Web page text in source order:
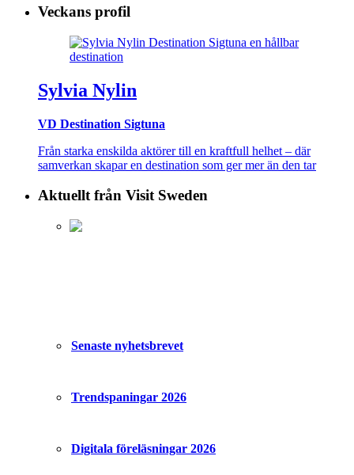
Veckans profil
Sylvia Nylin
VD Destination Sigtuna
Från starka enskilda aktörer till en kraftfull helhet – där
samverkan skapar en destination som ger mer än den tar
Aktuellt från Visit Sweden
Senaste nyhetsbrevet
Trendspaningar 2026
Digitala föreläsningar 2026